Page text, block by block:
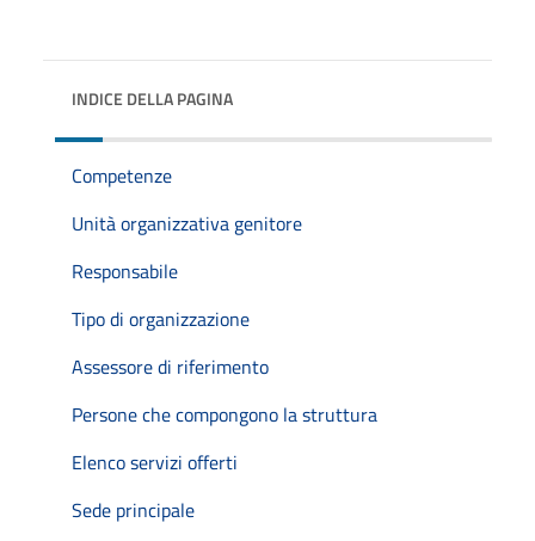
INDICE DELLA PAGINA
Competenze
Unità organizzativa genitore
Responsabile
Tipo di organizzazione
Assessore di riferimento
Persone che compongono la struttura
Elenco servizi offerti
Sede principale